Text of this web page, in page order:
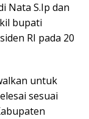
Nata S.Ip dan
bupati
RI pada 20
untuk
sesuai